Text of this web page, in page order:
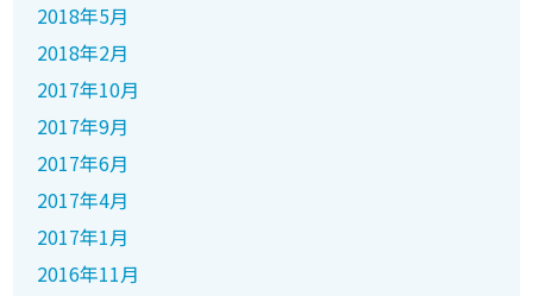
2018年5月
2018年2月
2017年10月
2017年9月
2017年6月
2017年4月
2017年1月
2016年11月